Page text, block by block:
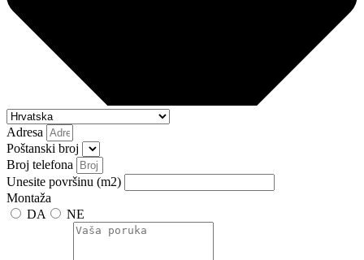
Adresa
Poštanski broj
Broj telefona
Unesite površinu (m2)
Montaža
DA
NE